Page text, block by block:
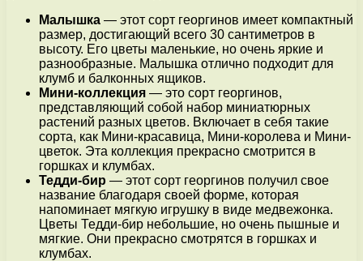
Малышка — этот сорт георгинов имеет компактный
размер, достигающий всего 30 сантиметров в
высоту. Его цветы маленькие, но очень яркие и
разнообразные. Малышка отлично подходит для
клумб и балконных ящиков.
Мини-коллекция — это сорт георгинов,
представляющий собой набор миниатюрных
растений разных цветов. Включает в себя такие
сорта, как Мини-красавица, Мини-королева и Мини-
цветок. Эта коллекция прекрасно смотрится в
горшках и клумбах.
Тедди-бир — этот сорт георгинов получил свое
название благодаря своей форме, которая
напоминает мягкую игрушку в виде медвежонка.
Цветы Тедди-бир небольшие, но очень пышные и
мягкие. Они прекрасно смотрятся в горшках и
клумбах.